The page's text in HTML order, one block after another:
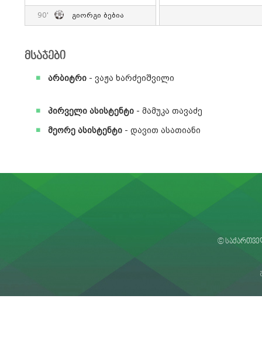
90' Გიორგი Ბებია
მსაჯები
არბიტრი - ვაჟა ხარძეიშვილი
პირველი ასისტენტი - მამუკა თავაძე
მეორე ასისტენტი - დავით ასათიანი
©